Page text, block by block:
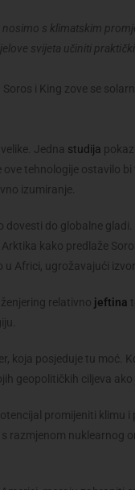
s klimatskim
svijeta učiniti
Soros i King zove se
Jedna studija
tehnologije ostavilo
izumiranje.
dovesti do globalne
kako predlaže
Africi, ugrožavajući
relativno jeftina
koja posjeduje tu moć.
geopolitičkih ciljeva
promijeniti klimu
razmjenom nuklearnog